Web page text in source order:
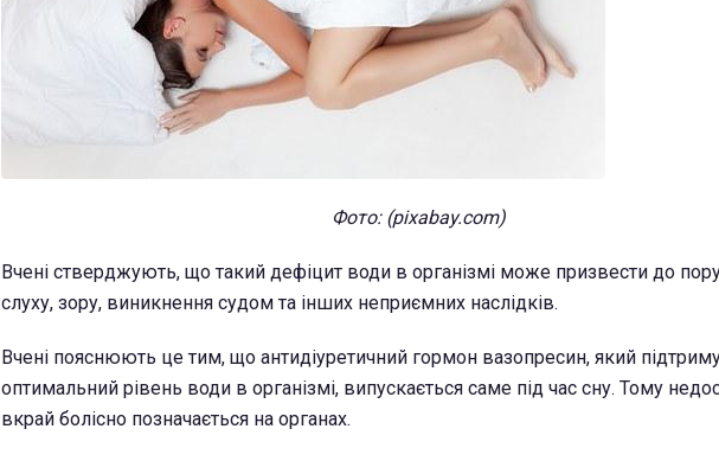
Фото: (pixabay.com)
Вчені стверджують, що такий дефіцит води в організмі може призвести до
слуху, зору, виникнення судом та інших неприємних наслідків.
Вчені пояснюють це тим, що антидіуретичний гормон вазопресин, який
оптимальний рівень води в організмі, випускається саме під час сну. Тому
вкрай болісно позначається на органах.